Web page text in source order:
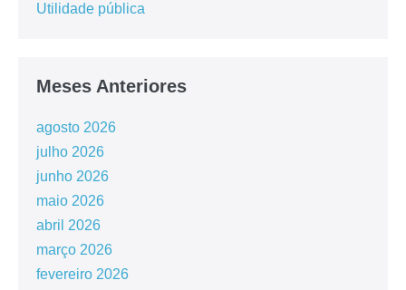
Utilidade pública
Meses Anteriores
agosto 2026
julho 2026
junho 2026
maio 2026
abril 2026
março 2026
fevereiro 2026